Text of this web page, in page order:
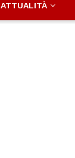
ATTUALITÀ